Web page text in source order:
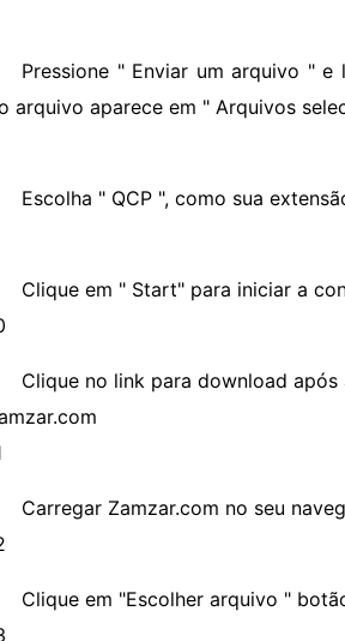
Pressione " Enviar um arquivo "
arquivo aparece em " Arquivos
Escolha " QCP ", como sua
Clique em " Start" para iniciar a
Clique no link para download
Carregar Zamzar.com no seu
Clique em "Escolher arquivo "